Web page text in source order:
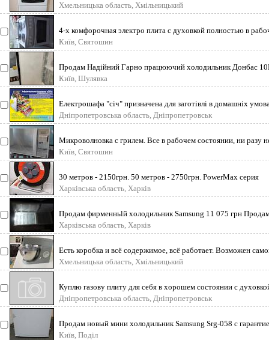
Хмельницька область, Хмільницький
4-х комфорочная электро плита с духовкой полностью в
состоянии, продажа в св
Київ, Святошин
Продам Надійний Гарно працюючий холодильник Донбас
(зкопійований з Bosch). Об
Київ, Шулявка
Електрошафа "січ" призначена для заготівлі в домашніх
фруктів, овочів, ягід,
Дніпропетровська область, Дніпропетровськ
Микроволновка с грилем. Все в рабочем состоянии, ни разу
ремонтировалась. Все в
Київ, Святошин
30 метров - 2150грн. 50 метров - 2750грн. PowerMax серия
PROFESSIONAL качественн
Харківська область, Харків
Продам фирменньlй холодильник Samsung 11 075 грн
фирменньlй холодильник
Харківська область, Харків
Есть коробка и всё содержимое, всё работает. Возможен
город Хмкльницкий
Хмельницька область, Хмільницький
Куплю газову плиту для себя в хорошем состоянии с
Дніпропетровська область, Дніпропетровськ
Продам новый мини холодильник Samsung Srg-058 с
года от авторизованного
Київ, Поділ